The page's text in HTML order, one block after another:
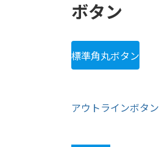
ボタン
標準角丸ボタン
アウトラインボタン